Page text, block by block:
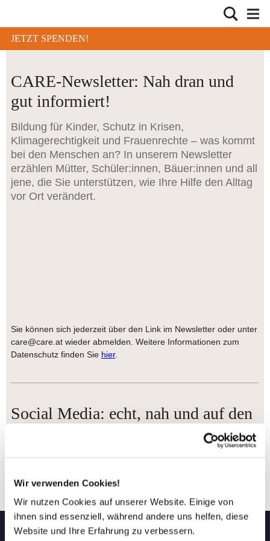
Wir verwenden Cookies!
Wir nutzen Cookies auf unserer Website. Einige von
ihnen sind essenziell, während andere uns helfen, diese
Website und Ihre Erfahrung zu verbessern.
JETZT SPENDEN!
CARE-Newsletter: Nah dran und
gut informiert!
Bildung für Kinder, Schutz in Krisen,
Klimagerechtigkeit und Frauenrechte – was kommt
bei den Menschen an? In unserem Newsletter
erzählen Mütter, Schüler:innen, Bäuer:innen und all
jene, die Sie unterstützen, wie Ihre Hilfe den Alltag
vor Ort verändert.
Sie können sich jederzeit über den Link im Newsletter oder unter
care@care.at wieder abmelden. Weitere Informationen zum
Datenschutz finden Sie hier.
Social Media: echt, nah und auf den
zu Mensch statt von Retter zu Opfer ✓
Geschichten, die berühren – nicht weil sie
dramatisch sind, sondern weil sie echt sind. Ich
möchte euch folgen: